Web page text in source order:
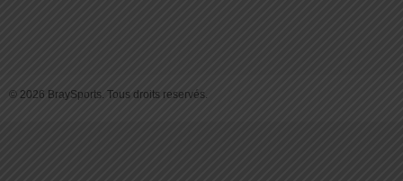
© 2026 BraySports. Tous droits reservés.